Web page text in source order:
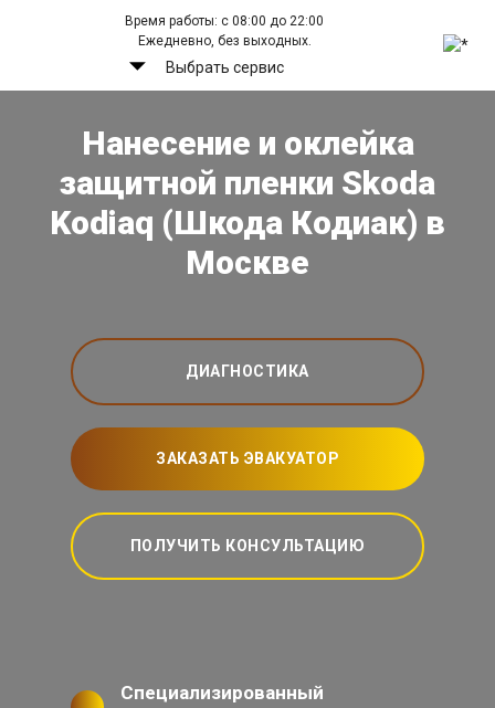
Время работы: с 08:00 до 22:00
Ежедневно, без выходных.
Выбрать сервис
Нанесение и оклейка
защитной пленки Skoda
Kodiaq (Шкода Кодиак) в
Москве
ДИАГНОСТИКА
ЗАКАЗАТЬ ЭВАКУАТОР
ПОЛУЧИТЬ КОНСУЛЬТАЦИЮ
Специализированный